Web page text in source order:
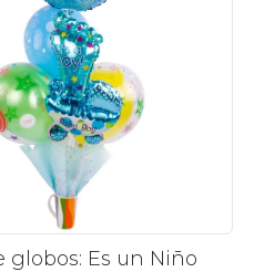
globos: Es un Niño